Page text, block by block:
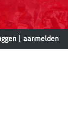
aanmelden